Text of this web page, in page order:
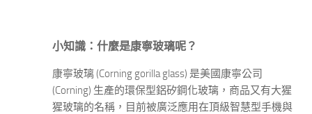
小知識：什麼是康寧玻璃呢？
康寧玻璃 (Corning gorilla glass) 是美國康寧公司
(Corning) 生產的環保型鋁矽鋼化玻璃，商品又有大猩
猩玻璃的名稱，目前被廣泛應用在頂級智慧型手機與